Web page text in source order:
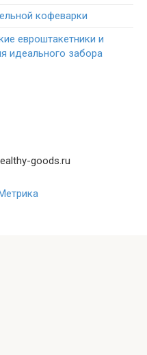
кофеварки
евроштакетники и
идеального забора
goods.ru